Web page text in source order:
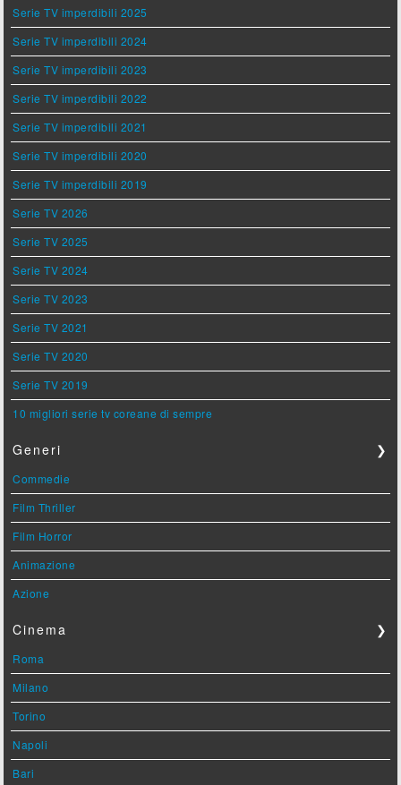
Serie TV imperdibili 2025
Serie TV imperdibili 2024
Serie TV imperdibili 2023
Serie TV imperdibili 2022
Serie TV imperdibili 2021
Serie TV imperdibili 2020
Serie TV imperdibili 2019
Serie TV 2026
Serie TV 2025
Serie TV 2024
Serie TV 2023
Serie TV 2021
Serie TV 2020
Serie TV 2019
10 migliori serie tv coreane di sempre
Generi ❯
Commedie
Film Thriller
Film Horror
Animazione
Azione
Cinema ❯
Roma
Milano
Torino
Napoli
Bari